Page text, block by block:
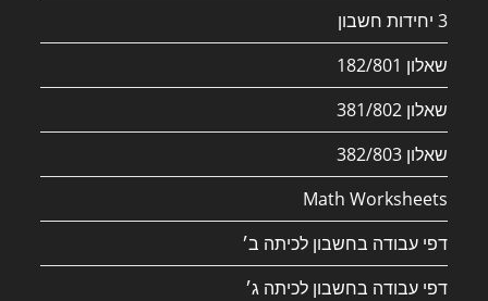
3 יחידות חשבון
שאלון 182/801
שאלון 381/802
שאלון 382/803
Math Worksheets
דפי עבודה בחשבון לכיתה ב׳
דפי עבודה בחשבון לכיתה ג׳